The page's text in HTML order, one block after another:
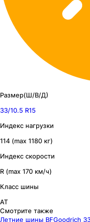
Размер(Ш/В/Д)
33/10.5 R15
Индекс нагрузки
114 (max 1180 кг)
Индекс скорости
R (max 170 км/ч)
Класс шины
AT
Смотрите также
Летние шины BFGoodrich